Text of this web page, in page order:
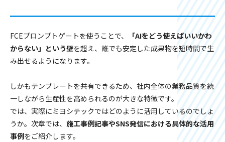
FCEプロンプトゲートを使うことで、
「AIをどう使えばいいかわ
からない」という壁を超え、誰でも安定した成果物を短時間で生
み出せるようになります。
しかもテンプレートを共有できるため、社内全体の業務品質を統
一しながら生産性を高められるのが大きな特徴です。
では、実際にミヨシテックではどのように活用しているのでしょ
うか。次章では、 施工事例記事やSNS発信における具体的な活用
事例をご紹介します。